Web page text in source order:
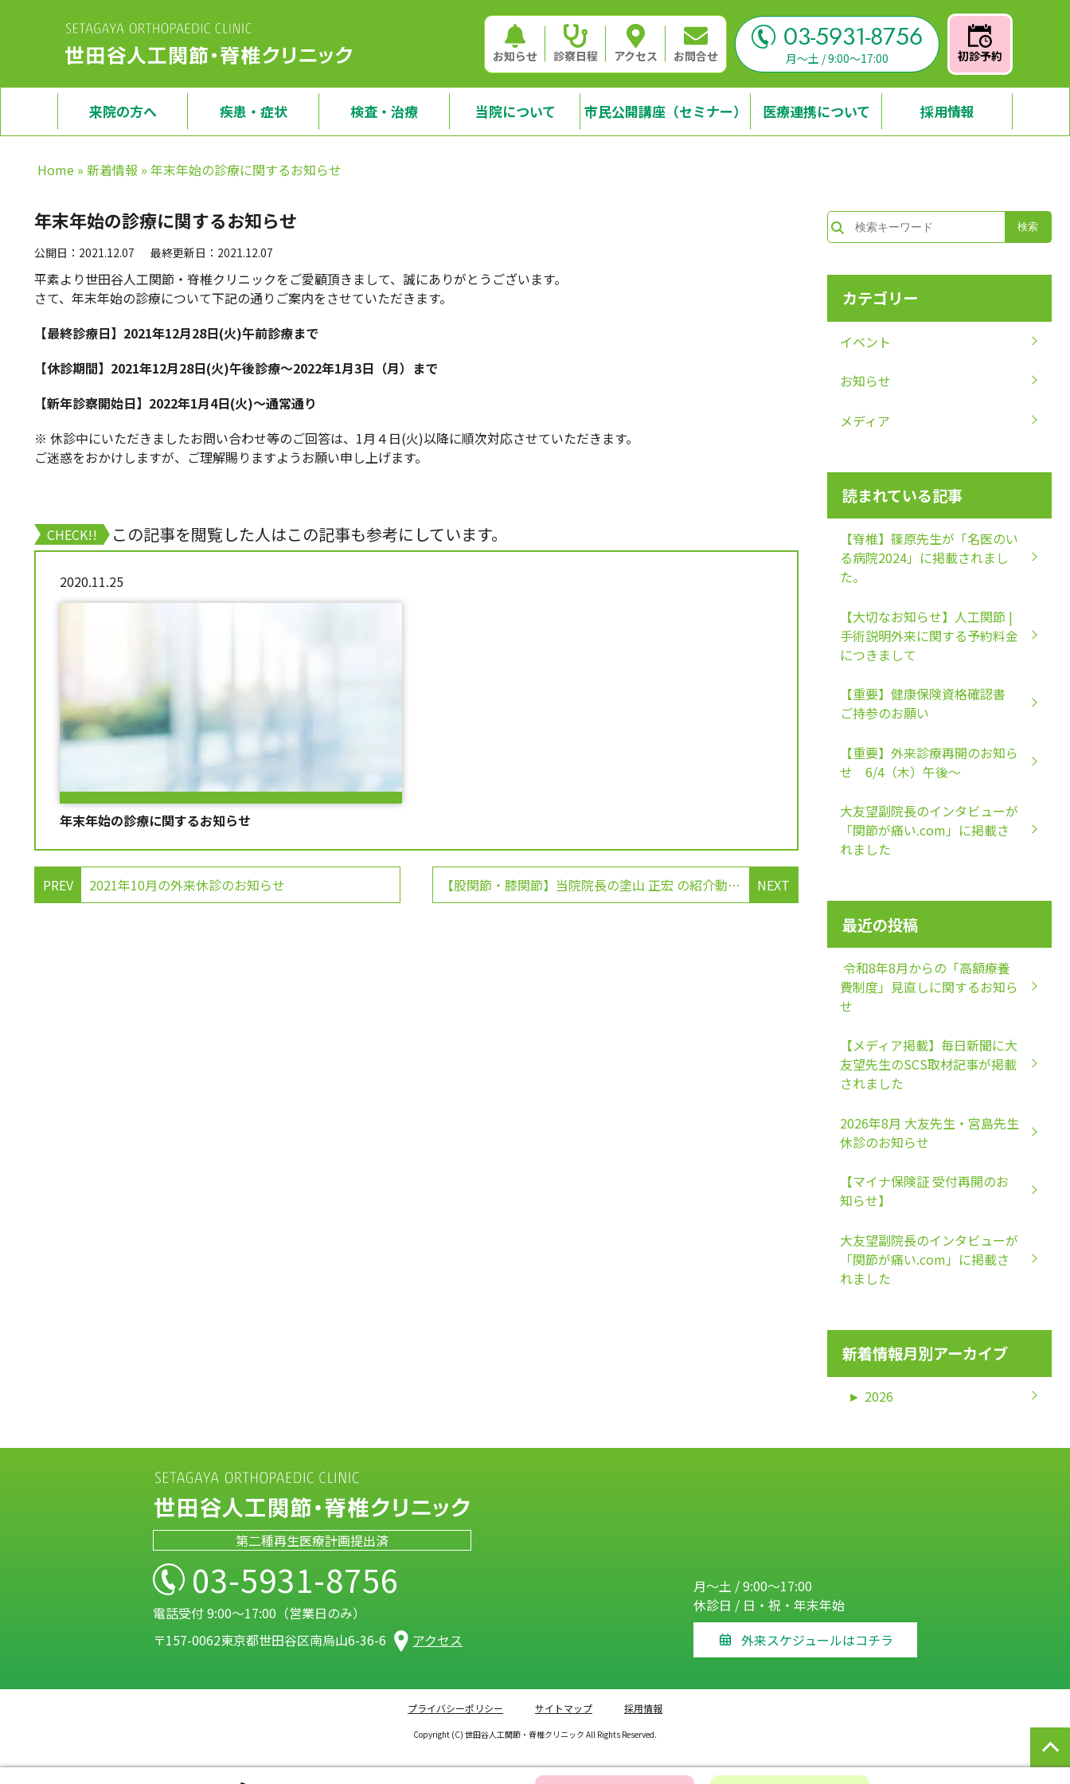
03-5931-8756
月～土 / 9:00～17:00 初診予約
お知らせ 診察日程 アクセス お問合せ
来院の方へ 疾患・症状 検査・治療 当院について 市民公開講座（セミナー） 医療連携について 採用情報
Home » 新着情報 » 年末年始の診療に関するお知らせ
年末年始の診療に関するお知らせ
公開日：2021.12.07 最終更新日：2021.12.07
平素より世田谷人工関節・脊椎クリニックをご愛顧頂きまして、誠にありがとうございます。
さて、年末年始の診療について下記の通りご案内をさせていただきます。
【最終診療日】2021年12月28日(火)午前診療まで
【休診期間】2021年12月28日(火)午後診療～2022年1月3日（月）まで
【新年診察開始日】2022年1月4日(火)～通常通り
※ 休診中にいただきましたお問い合わせ等のご回答は、1月４日(火)以降に順次対応させていただきます。
ご迷惑をおかけしますが、ご理解賜りますようお願い申し上げます。
CHECK!! この記事を閲覧した人はこの記事も参考にしています。
2020.11.25
年末年始の診療に関するお知らせ
PREV 2021年10月の外来休診のお知らせ NEXT
【股関節・膝関節】当院院長の塗山 正宏 の紹介動画を公開しました。
カテゴリー
イベント
お知らせ
メディア
読まれている記事
【脊椎】篠原先生が「名医のい
る病院2024」に掲載されまし
た。
【大切なお知らせ】人工関節 |
手術説明外来に関する予約料金
につきまして
【重要】健康保険資格確認書
ご持参のお願い
【重要】外来診療再開のお知ら
せ 6/4（木）午後～
大友望副院長のインタビューが
「関節が痛い.com」に掲載さ
れました
最近の投稿
令和8年8月からの「高額療養
費制度」見直しに関するお知ら
せ
【メディア掲載】毎日新聞に大
友望先生のSCS取材記事が掲載
されました
2026年8月 大友先生・宮島先生
休診のお知らせ
【マイナ保険証 受付再開のお
知らせ】
大友望副院長のインタビューが
「関節が痛い.com」に掲載さ
れました
新着情報月別アーカイブ
► 2026
第二種再生医療計画提出済
03-5931-8756
電話受付 9:00～17:00（営業日のみ）
〒157-0062東京都世田谷区南烏山6-36-6
アクセス
月～土 / 9:00～17:00
休診日 / 日・祝・年末年始
外来スケジュールはコチラ
プライバシーポリシー サイトマップ 採用情報
Copyright (C) 世田谷人工関節・脊椎クリニック All Rights Reserved.